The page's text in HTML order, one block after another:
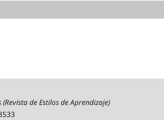
de Estilos de Aprendizaje)